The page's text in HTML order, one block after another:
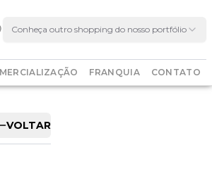
Conheça outro shopping do nosso portfólio
FRANQUIA CONTATO
VOLTAR